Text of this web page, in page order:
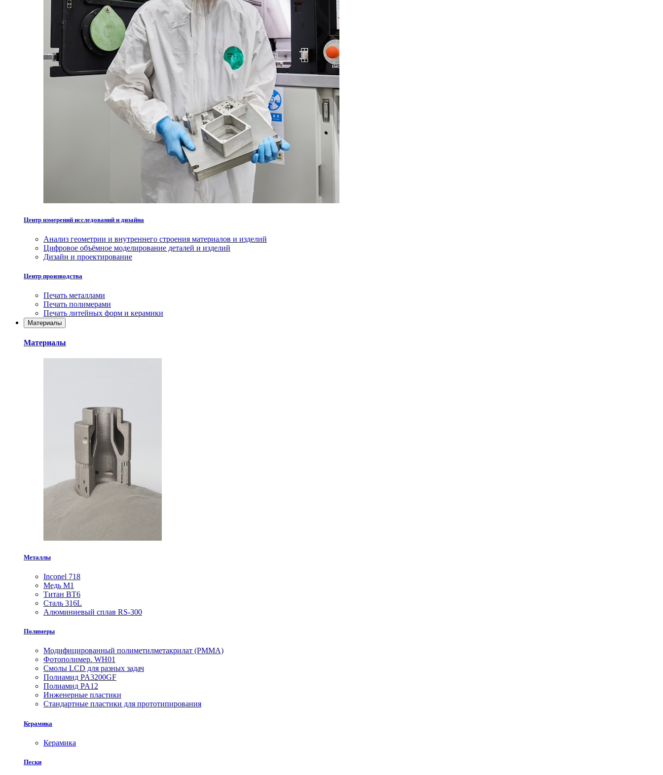
Центр измерений исследований и дизайна
Анализ геометрии и внутреннего строения материалов и изделий
Цифровое объёмное моделирование деталей и изделий
Дизайн и проектирование
Центр производства
Печать металлами
Печать полимерами
Печать литейных форм и керамики
Материалы
Материалы
Металлы
Inconel 718
Медь М1
Титан ВТ6
Сталь 316L
Алюминиевый сплав RS-300
Полимеры
Модифицированный полиметилметакрилат (PMMA)
Фотополимер. WH01
Смолы LCD для разных задач
Полиамид PA3200GF
Полиамид PA12
Инженерные пластики
Стандартные пластики для прототипирования
Керамика
Керамика
Пески